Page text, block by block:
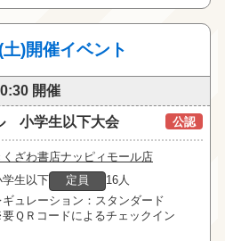
)開催イベント
開催
小学生以下大会 公認
くざわ書店ナッピィモール店
学生以下 定員
16人
ギュレーション：スタンダード
ＱＲコードによるチェックイン